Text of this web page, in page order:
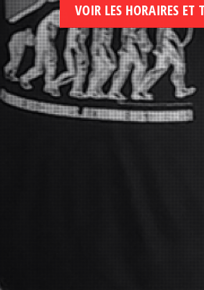
VOIR LES HORAIRES ET